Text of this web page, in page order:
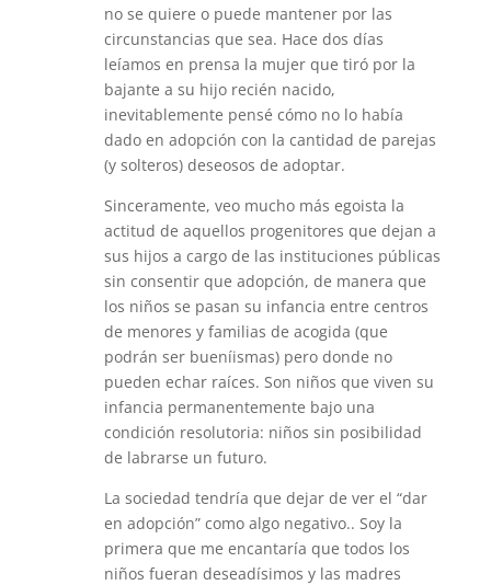
no se quiere o puede mantener por las
circunstancias que sea. Hace dos días
leíamos en prensa la mujer que tiró por la
bajante a su hijo recién nacido,
inevitablemente pensé cómo no lo había
dado en adopción con la cantidad de parejas
(y solteros) deseosos de adoptar.
Sinceramente, veo mucho más egoista la
actitud de aquellos progenitores que dejan a
sus hijos a cargo de las instituciones públicas
sin consentir que adopción, de manera que
los niños se pasan su infancia entre centros
de menores y familias de acogida (que
podrán ser bueníismas) pero donde no
pueden echar raíces. Son niños que viven su
infancia permanentemente bajo una
condición resolutoria: niños sin posibilidad
de labrarse un futuro.
La sociedad tendría que dejar de ver el “dar
en adopción” como algo negativo.. Soy la
primera que me encantaría que todos los
niños fueran deseadísimos y las madres